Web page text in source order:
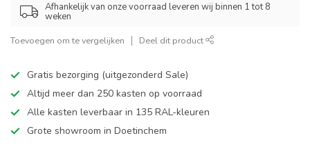
Afhankelijk van onze voorraad leveren wij binnen 1 tot 8
weken
Toevoegen om te vergelijken Deel dit product
Gratis bezorging (uitgezonderd Sale)
Altijd meer dan 250 kasten op voorraad
Alle kasten leverbaar in 135 RAL-kleuren
Grote showroom in Doetinchem